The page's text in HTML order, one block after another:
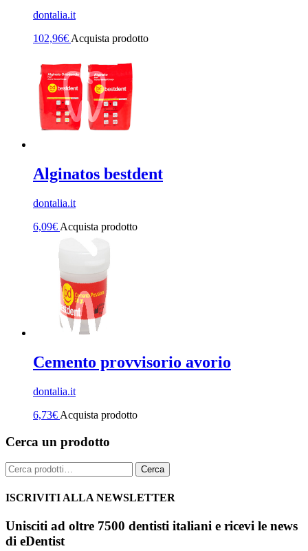
dontalia.it
102,96€ Acquista prodotto
Alginatos bestdent
dontalia.it
6,09€ Acquista prodotto
Cemento provvisorio avorio
dontalia.it
6,73€ Acquista prodotto
Cerca un prodotto
Cerca: Cerca
ISCRIVITI ALLA NEWSLETTER
Unisciti ad oltre 7500 dentisti italiani e ricevi le news
di eDentist